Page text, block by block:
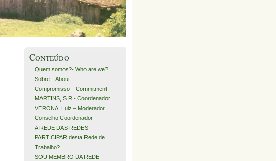
Conteúdo
Quem somos?- Who are we?
Sobre – About
Compromisso – Commitment
MARTINS, S.R.- Coordenador
VERONA, Luiz – Moderador
Conselho Coordenador
A REDE DAS REDES
PARTICIPAR desta Rede de
Trabalho?
SOU MEMBRO DA REDE